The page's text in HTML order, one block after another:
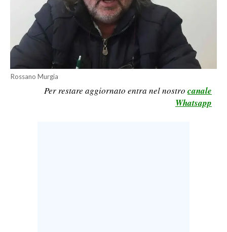
POLITICA
ECONOMIA
SERVIZI ALLE IMPRESE
LAVORO
Rossano Murgia
Per restare aggiornato entra nel nostro canale
Whatsapp